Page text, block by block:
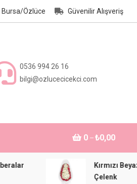
Bursa/Özlüce Güvenilir Alışveriş
0536 994 26 16
bilgi@ozlucecicekci.com
0 ₺0,00
Kırmızı Beyaz
Çelenk